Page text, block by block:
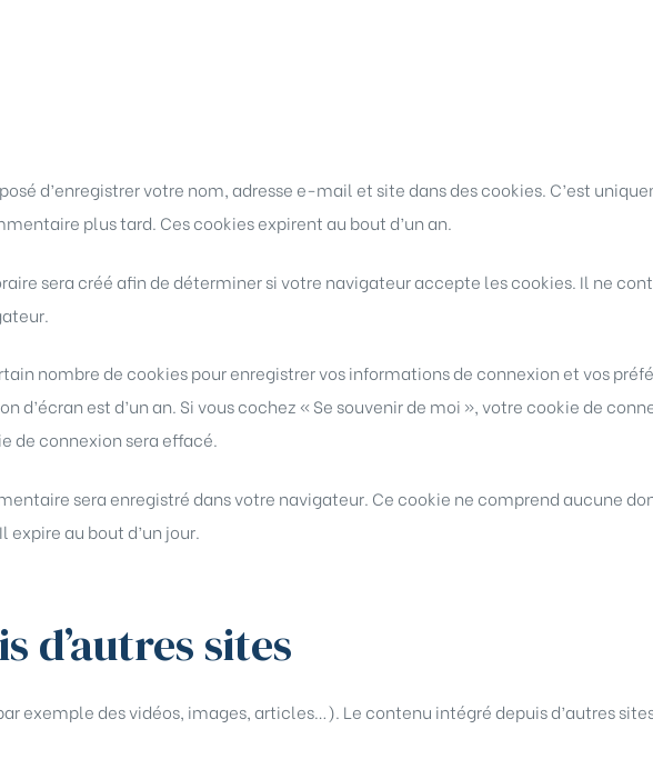
d’enregistrer votre nom, adresse e-mail et site dans des cookies. C’est
plus tard. Ces cookies expirent au bout d’un an.
sera créé afin de déterminer si votre navigateur accepte les cookies. Il ne
nombre de cookies pour enregistrer vos informations de connexion et vos
d’écran est d’un an. Si vous cochez « Se souvenir de moi », votre cookie de
de connexion sera effacé.
sera enregistré dans votre navigateur. Ce cookie ne comprend aucune
au bout d’un jour.
d’autres sites
exemple des vidéos, images, articles…). Le contenu intégré depuis d’autres